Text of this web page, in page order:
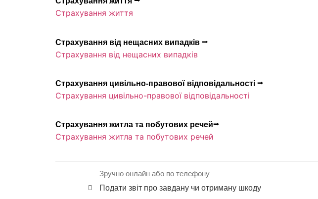
Страхування життя
Страхування від нещасних випадків ⭢
Страхування від нещасних випадків
Страхування цивільно-правової відповідальності ⭢
Страхування цивільно-правової відповідальності
Страхування житла та побутових речей⭢
Страхування житла та побутових речей
Подати звіт про завдану чи отриману шкоду
Зручно онлайн або по телефону